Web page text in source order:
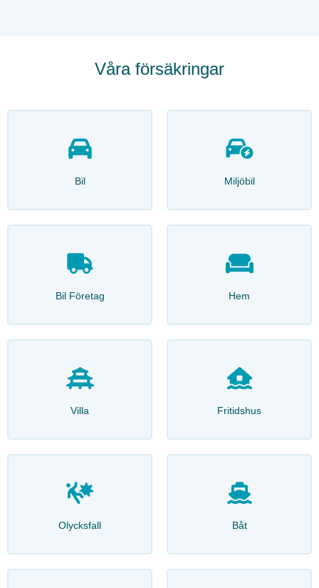
Våra försäkringar
Bil Miljöbil
Bil Företag Hem
Villa Fritidshus
Olycksfall Båt